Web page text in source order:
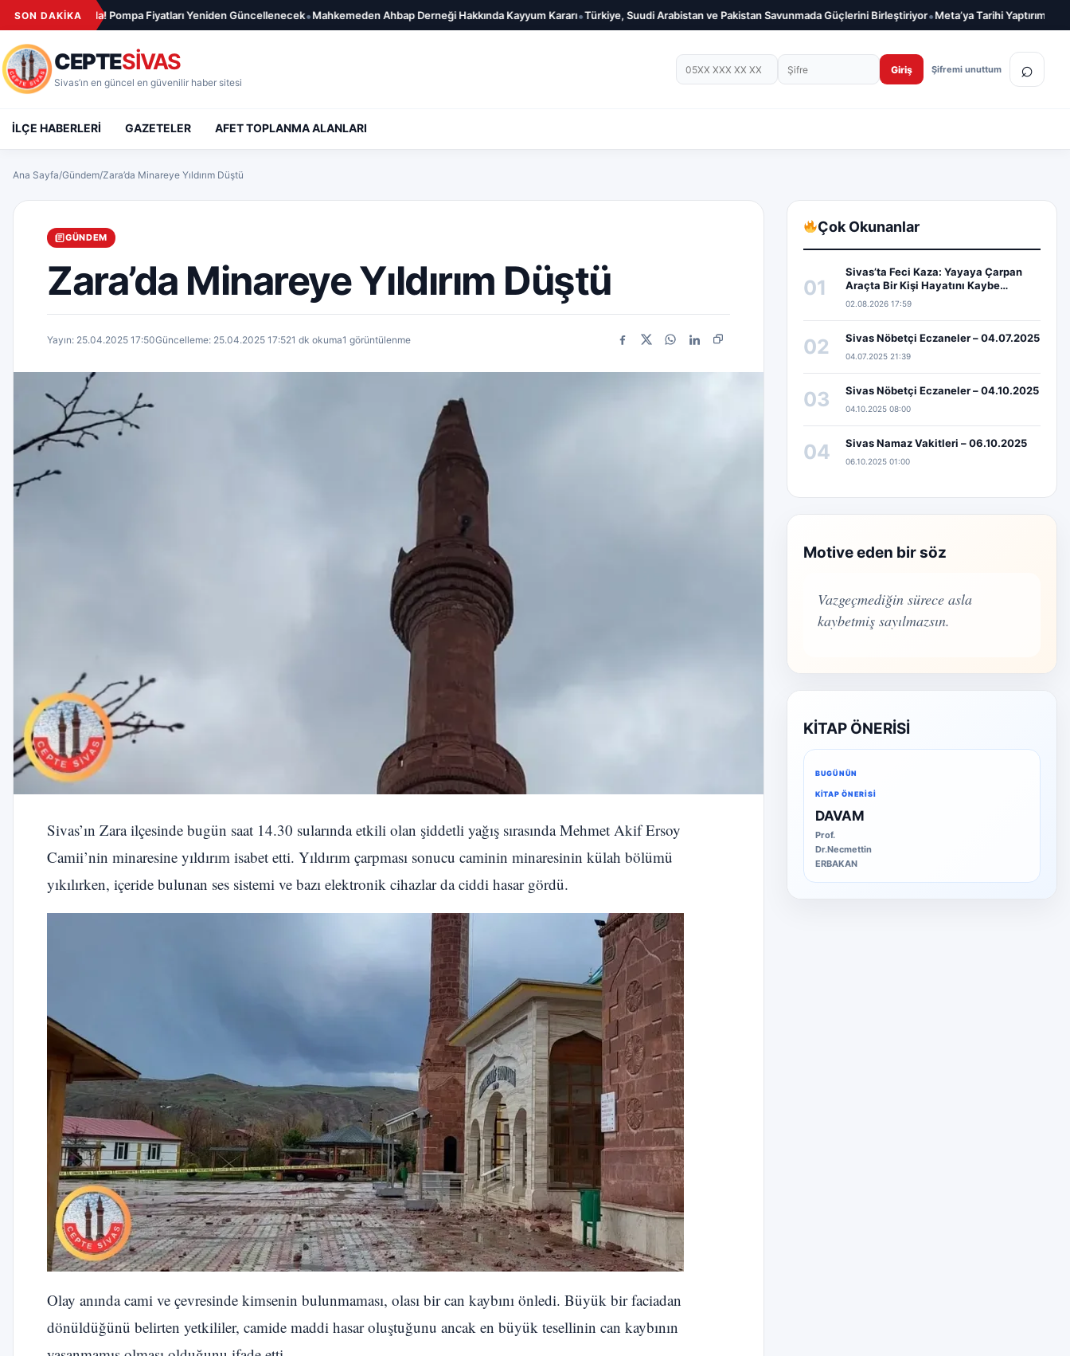
İçeriğe geç
SON DAKİKA
Fiyatları Yeniden Güncellenecek•Mahkemeden Ahbap Derneği Hakkında Kayyum Kararı•Türkiye, Suudi Arabistan ve Pakistan Savunmada Güçlerini Birleştiriyor•Meta’ya Tarihi Yaptırım! Çocuk Güvenliği İhlali 567
CEPTESİVAS
Sivas’ın en güncel en güvenilir haber sitesi
Telefon numarası Şifre Giriş Şifremi unuttum ⌕
İLÇE HABERLERİ GAZETELER AFET TOPLANMA ALANLARI
Ana Sayfa/Gündem/Zara’da Minareye Yıldırım Düştü
GÜNDEM
Zara’da Minareye Yıldırım Düştü
Yayın: 25.04.2025 17:50Güncelleme: 25.04.2025 17:521 dk okuma1 görüntülenme
Facebook
X WhatsApp
LinkedInBağlantıyı kopyala
Sivas’ın Zara ilçesinde bugün saat 14.30 sularında etkili olan şiddetli yağış sırasında Mehmet Akif Ersoy
Camii’nin minaresine yıldırım isabet etti. Yıldırım çarpması sonucu caminin minaresinin külah bölümü
yıkılırken, içeride bulunan ses sistemi ve bazı elektronik cihazlar da ciddi hasar gördü.
Olay anında cami ve çevresinde kimsenin bulunmaması, olası bir can kaybını önledi. Büyük bir faciadan
dönüldüğünü belirten yetkililer, camide maddi hasar oluştuğunu ancak en büyük tesellinin can kaybının
Çok Okunanlar
01
Sivas’ta Feci Kaza: Yayaya Çarpan
Araçta Bir Kişi Hayatını Kaybe…
02.08.2026 17:59
02 Sivas Nöbetçi Eczaneler – 04.07.2025
04.07.2025 21:39
03 Sivas Nöbetçi Eczaneler – 04.10.2025
04.10.2025 08:00
04 Sivas Namaz Vakitleri – 06.10.2025
06.10.2025 01:00
Motive eden bir söz
Vazgeçmediğin sürece asla
kaybetmiş sayılmazsın.
KİTAP ÖNERİSİ
BUGÜNÜN
KITAP ÖNERISI
DAVAM
Prof.
Dr.Necmettin
ERBAKAN